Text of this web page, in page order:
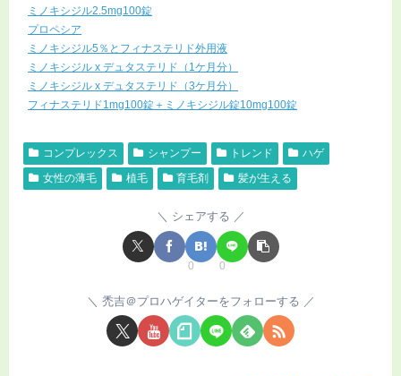
ミノキシジル2.5mg100錠
プロペシア
ミノキシジル5％とフィナステリド外用液
ミノキシジル x デュタステリド（1ケ月分）
ミノキシジル x デュタステリド（3ケ月分）
フィナステリド1mg100錠＋ミノキシジル錠10mg100錠
コンプレックス シャンプー トレンド
ハゲ
女性の薄毛
植毛 育毛剤 髪が生える
シェアする
0 0
禿吉＠プロハゲイターをフォローする